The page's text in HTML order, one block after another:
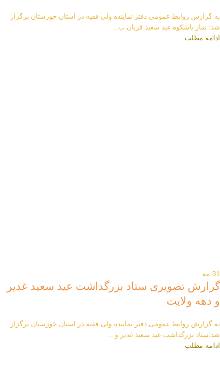
به گزارش روابط عمومی دفتر نماینده ولی فقیه در استان خوزستان برگزار
شد؛ نماز باشکوه عید سعید قربان ب...
ادامه مطلب
31 مه
گزارش تصویری ستاد بزرگداشت عید سعید غدیر
و دهه ولایت
به گزارش روابط عمومی دفتر نماینده ولی فقیه در استان خوزستان برگزار
شد؛ستاد بزرگداشت عید سعید غدیر و ...
ادامه مطلب